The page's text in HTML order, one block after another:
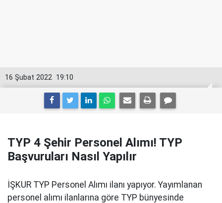
19:10
16 Şubat 2022
TYP 4 Şehir Personel Alımı! TYP
Başvuruları Nasıl Yapılır
İŞKUR TYP Personel Alımı ilanı yapıyor. Yayımlanan
personel alımı ilanlarına göre TYP bünyesinde